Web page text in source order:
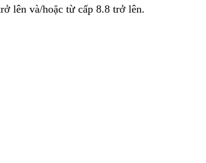
lên và/hoặc từ cấp 8.8 trở lên.